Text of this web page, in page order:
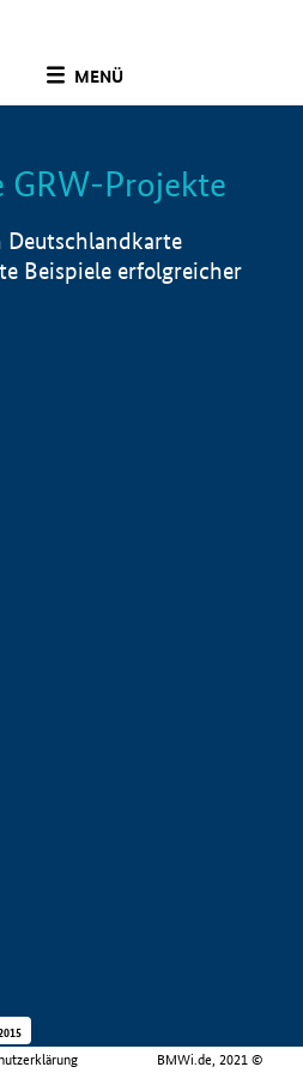
MENÜ
Info
GRW-Projekte
Beispiele erfolgreicher
BMWi.de, 2021 ©